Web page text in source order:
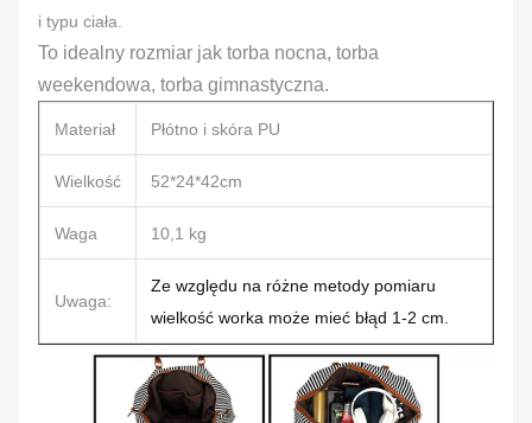
i typu ciała
To idealny rozmiar jak torba nocna, torba
weekendowa, torba gimnastyczna.
Materiał Płótno i skóra PU
Wielkość 52*24*42cm
Waga 10,1 kg
Uwaga:
Ze względu na różne metody pomiaru
wielkość worka może mieć błąd 1-2 cm.